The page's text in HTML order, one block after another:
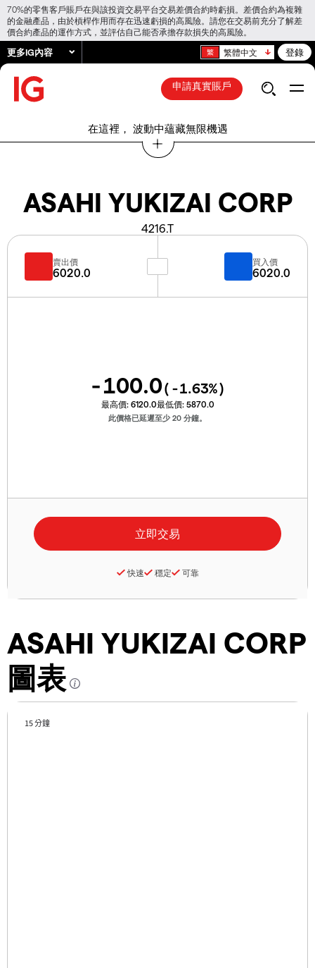
70%的零售客戶賬戶在與該投資交易平台交易差價合約時虧損。差價合約為複雜
的金融產品，由於槓桿作用而存在迅速虧損的高風險。請您在交易前充分了解差
價合約產品的運作方式，並評估自己能否承擔存款損失的高風險。
更多IG內容 繁體中文 登錄
申請真實賬戶
在這裡， 波動中蘊藏無限機遇
ASAHI YUKIZAI CORP
4216.T
ASAHI YUKIZAI CORP
圖表
15 分鐘
賣出價
6020.0
買入價
6020.0
-100.0( -1.63%)
最高價: 6120.0最低價: 5870.0
此價格已延遲至少 20 分鐘。
快速 穩定 可靠